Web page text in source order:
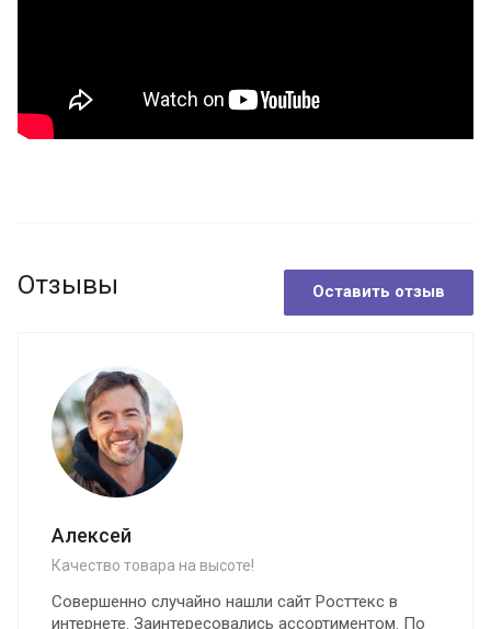
Отзывы Оставить отзыв
Алексей
Качество товара на высоте!
Совершенно случайно нашли сайт Росттекс в
интернете. Заинтересовались ассортиментом. По